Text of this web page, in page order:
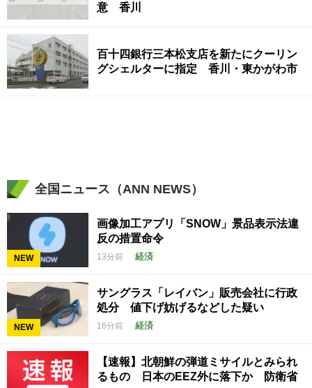
意 香川
百十四銀行三本松支店を新たにクーリン
グシェルターに指定 香川・東かがわ市
全国ニュース（ANN NEWS）
NEW
画像加工アプリ「SNOW」景品表示法違
反の措置命令
13分前 経済
NEW
サングラス「レイバン」販売会社に行政
処分 値下げ妨げるなどした疑い
16分前 経済
【速報】北朝鮮の弾道ミサイルとみられ
るもの 日本のEEZ外に落下か 防衛省